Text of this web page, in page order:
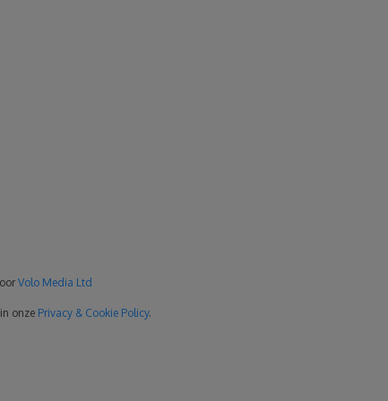
Volo Media Ltd
onze Privacy & Cookie Policy.